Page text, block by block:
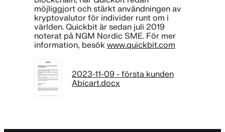
möjliggjort och stärkt användningen av
kryptovalutor för individer runt om i
världen. Quickbit är sedan juli 2019
noterat på NGM Nordic SME. För mer
information, besök www.quickbit.com
2023-11-09 - första kunden
Abicart.docx